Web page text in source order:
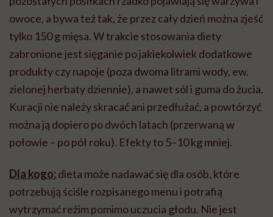
owoce, a bywa też tak, że przez cały dzień można zjeść
tylko 150 g mięsa. W trakcie stosowania diety
zabronione jest sięganie po jakiekolwiek dodatkowe
produkty czy napoje (poza dwoma litrami wody, ew.
zielonej herbaty dziennie), a nawet sól i guma do żucia.
Kuracji nie należy skracać ani przedłużać, a powtórzyć
można ją dopiero po dwóch latach (przerwaną w
połowie – po pół roku). Efekty to 5–10 kg mniej.
Dla kogo: dieta może nadawać się dla osób, które
potrzebują ściśle rozpisanego menu i potrafią
wytrzymać reżim pomimo uczucia głodu. Nie jest